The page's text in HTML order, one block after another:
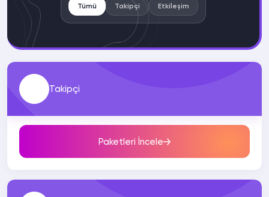
Tümü Takipçi Etkileşim
Takipçi
Paketleri İncele